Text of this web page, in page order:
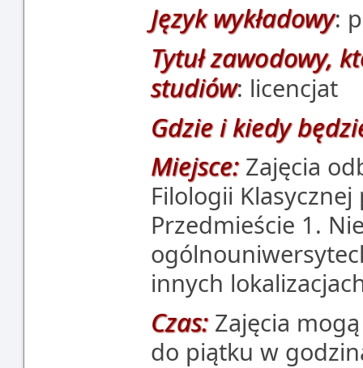
Język wykładowy:
Tytuł zawodowy,
studiów: licencjat
Gdzie i kiedy
Miejsce:Zajęcia
Filologii
Przedmieście 1.
innych
Czas:Zajęcia
do piątku w